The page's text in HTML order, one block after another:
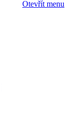
Otevřít menu